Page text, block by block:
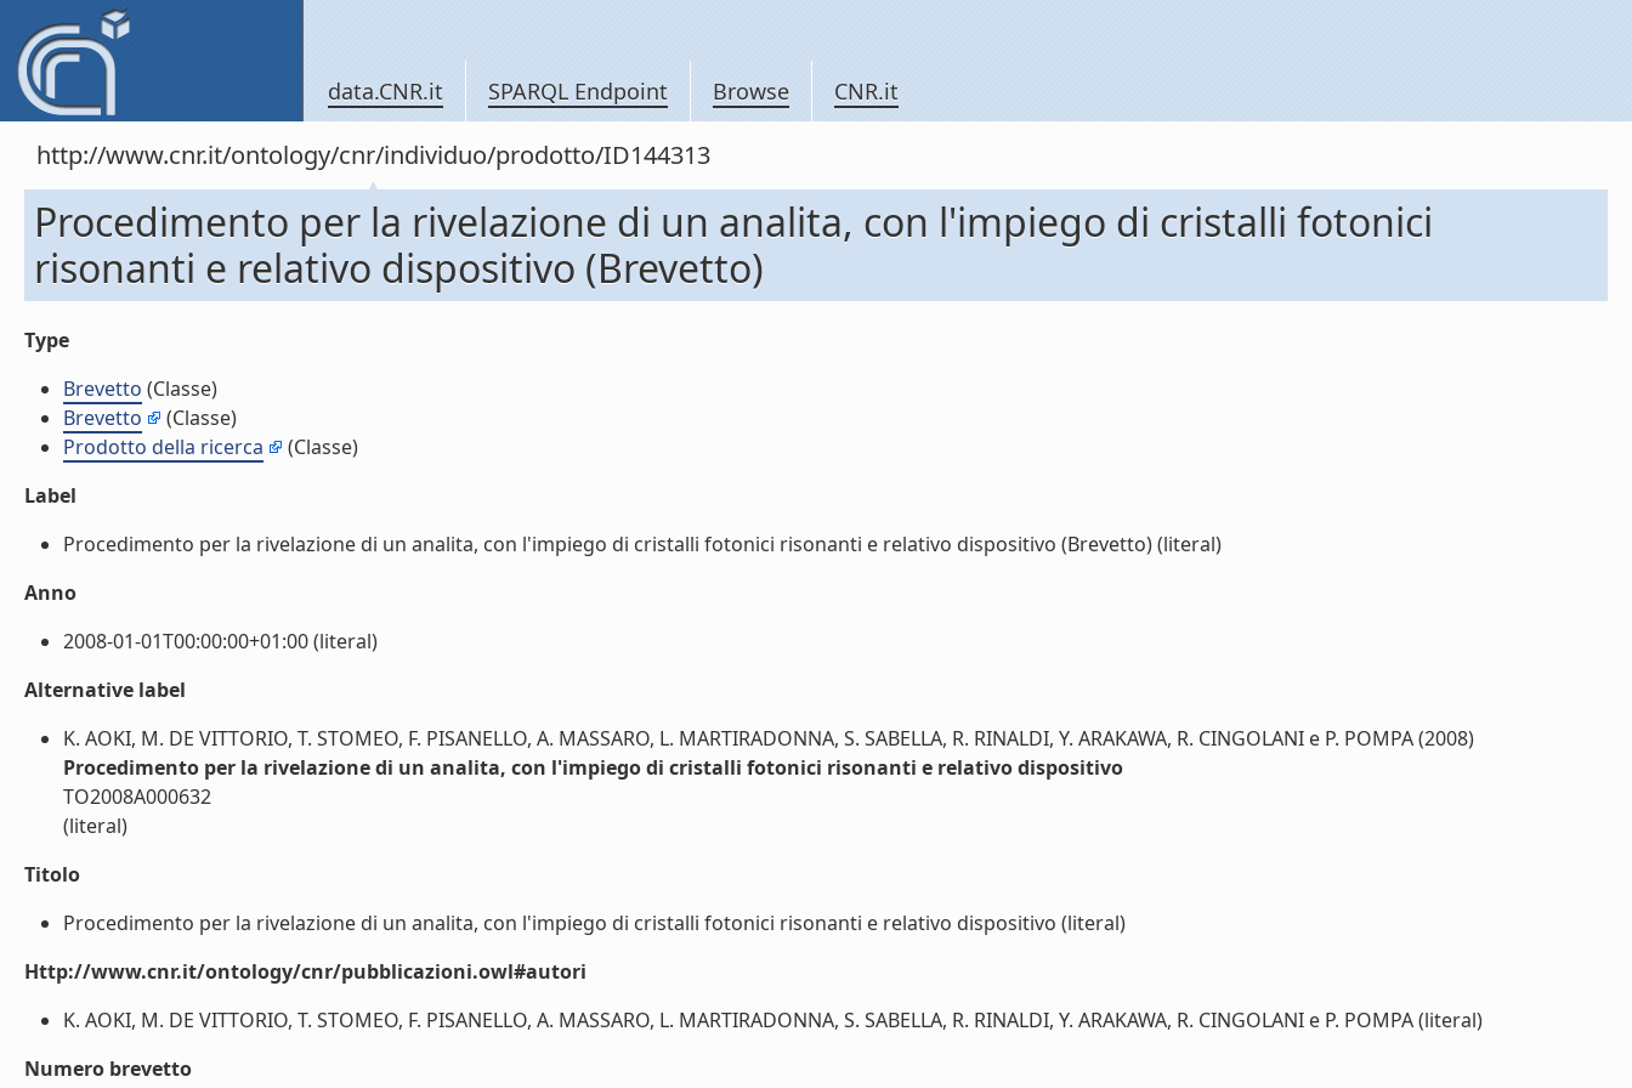
data.CNR.it SPARQL Endpoint Browse CNR.it
http://www.cnr.it/ontology/cnr/individuo/prodotto/ID144313
Procedimento per la rivelazione di un analita, con l'impiego di cristalli fotonici
risonanti e relativo dispositivo (Brevetto)
Type
Brevetto (Classe)
Brevetto
(Classe)
Prodotto della ricerca
(Classe)
Label
Procedimento per la rivelazione di un analita, con l'impiego di cristalli fotonici risonanti e relativo dispositivo (Brevetto) (literal)
Anno
2008-01-01T00:00:00+01:00 (literal)
Alternative label
K. AOKI, M. DE VITTORIO, T. STOMEO, F. PISANELLO, A. MASSARO, L. MARTIRADONNA, S. SABELLA, R. RINALDI, Y. ARAKAWA, R. CINGOLANI e P. POMPA (2008)
Procedimento per la rivelazione di un analita, con l'impiego di cristalli fotonici risonanti e relativo dispositivo
TO2008A000632
(literal)
Titolo
Procedimento per la rivelazione di un analita, con l'impiego di cristalli fotonici risonanti e relativo dispositivo (literal)
Http://www.cnr.it/ontology/cnr/pubblicazioni.owl#autori
K. AOKI, M. DE VITTORIO, T. STOMEO, F. PISANELLO, A. MASSARO, L. MARTIRADONNA, S. SABELLA, R. RINALDI, Y. ARAKAWA, R. CINGOLANI e P. POMPA (literal)
Numero brevetto